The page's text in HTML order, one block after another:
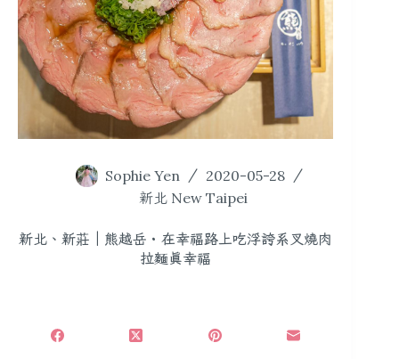
Sophie Yen
2020-05-28
新北 New Taipei
新北、新莊｜熊越岳・在幸福路上吃浮誇系叉燒肉
拉麵真幸福